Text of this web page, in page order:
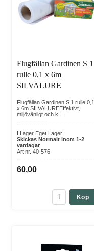
Flugfällan Gardinen S 1
rulle 0,1 x 6m
SILVALURE
Flugfällan Gardinen S 1 rulle 0,1
x 6m SILVALUREEffektivt,
miljövänligt och k...
I Lager Eget Lager
Skickas Normalt inom 1-2
vardagar
Art nr. 40-576
60,00
Köp